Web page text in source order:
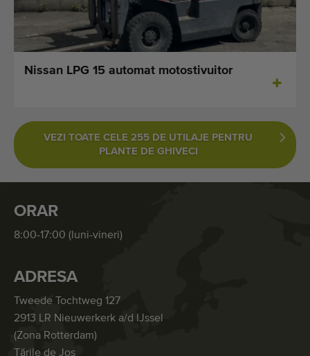
Nissan LPG 15 automat motostivuitor
VEZI TOATE CELE 255 DE UTILAJE PENTRU
PLANTE DE GHIVECI
ORAR
8:00-17:00 (luni-vineri)
ADRESA
Tweede Tochtweg 127
2913 LR Nieuwerkerk a/d IJssel
(Zona Rotterdam)
Țările de Jos